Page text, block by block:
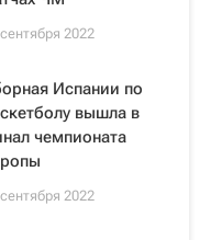
2022
Испании по
вышла в
чемпионата
2022